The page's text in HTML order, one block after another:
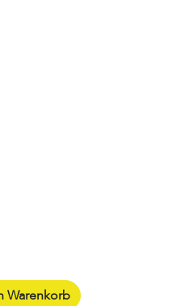
Warenkorb